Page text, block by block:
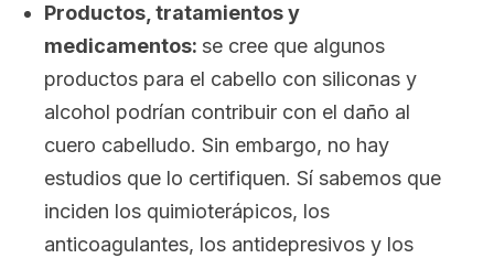
Productos, tratamientos y
medicamentos: se cree que algunos
productos para el cabello con siliconas y
alcohol podrían contribuir con el daño al
cuero cabelludo. Sin embargo, no hay
estudios que lo certifiquen. Sí sabemos que
inciden los quimioterápicos, los
anticoagulantes, los antidepresivos y los